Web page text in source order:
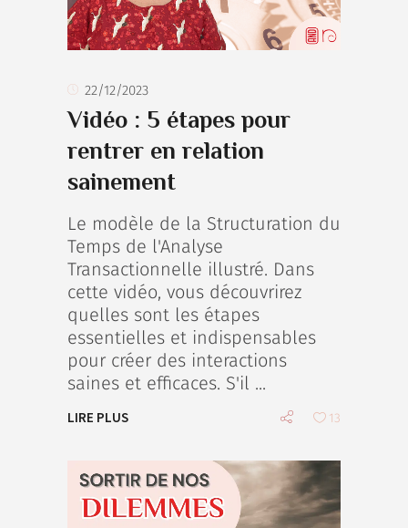
22/12/2023
Vidéo : 5 étapes pour
rentrer en relation
sainement
Le modèle de la Structuration du
Temps de l'Analyse
Transactionnelle illustré. Dans
cette vidéo, vous découvrirez
quelles sont les étapes
essentielles et indispensables
pour créer des interactions
saines et efficaces. S'il
LIRE PLUS 13